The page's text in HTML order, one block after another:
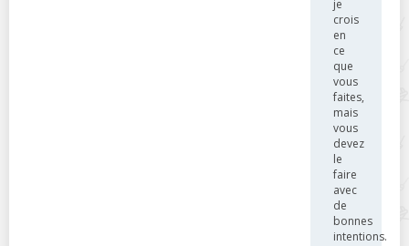
je
crois
en
ce
que
vous
faites,
mais
vous
devez
le
faire
avec
de
bonnes
intentions.